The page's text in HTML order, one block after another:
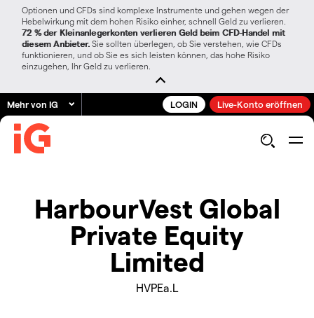
Optionen und CFDs sind komplexe Instrumente und gehen wegen der
Hebelwirkung mit dem hohen Risiko einher, schnell Geld zu verlieren.
72 % der Kleinanlegerkonten verlieren Geld beim CFD-Handel mit
diesem Anbieter. Sie sollten überlegen, ob Sie verstehen, wie CFDs
funktionieren, und ob Sie es sich leisten können, das hohe Risiko
einzugehen, Ihr Geld zu verlieren.
Mehr von IG LOGIN Live-Konto eröffnen
HarbourVest Global
Private Equity
Limited
HVPEa.L